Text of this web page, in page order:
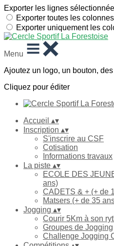
Exporter les lignes
Exporter toutes les colonnes
Exporter uniquement les
Menu
Ajoutez un logo, un bouton,
Cliquez pour éditer
Accueil ▴▾
Inscription ▴▾
S'inscrire au CSF
Cotisation
Informations travaux
La piste ▴▾
ECOLE DES
ans)
CADETS & + (+ de
Matsers (+ de 35
Jogging ▴▾
Courir 5Km à son
Groupes de Jogging
Challenge Jogging